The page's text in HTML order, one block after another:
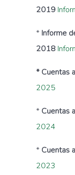
2019
* Informe
2018
* Cuentas
2025
* Cuentas
2024
* Cuentas
2023